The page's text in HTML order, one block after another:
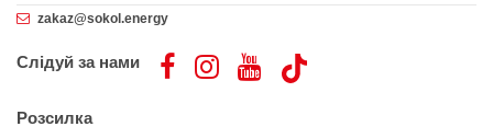
zakaz@sokol.energy
Слідуй за нами
Розсилка